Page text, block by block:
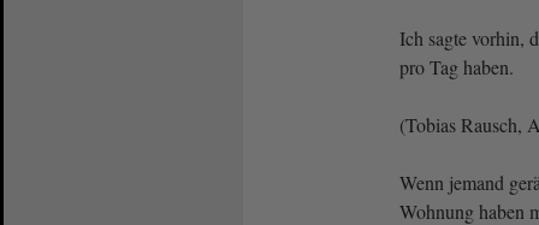
Ich sagte vorhin,
pro Tag haben.
(Tobias Rausch,
Wenn jemand
Wohnung haben